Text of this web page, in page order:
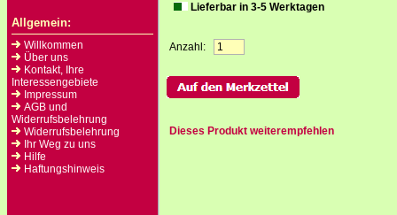
Allgemein:
Willkommen
Über uns
Kontakt, Ihre
Interessengebiete
Impressum
AGB und
Widerrufsbelehrung
Widerrufsbelehrung
Ihr Weg zu uns
Hilfe
Haftungshinweis
Lieferbar in 3-5 Werktagen
Anzahl:
Dieses Produkt weiterempfehlen